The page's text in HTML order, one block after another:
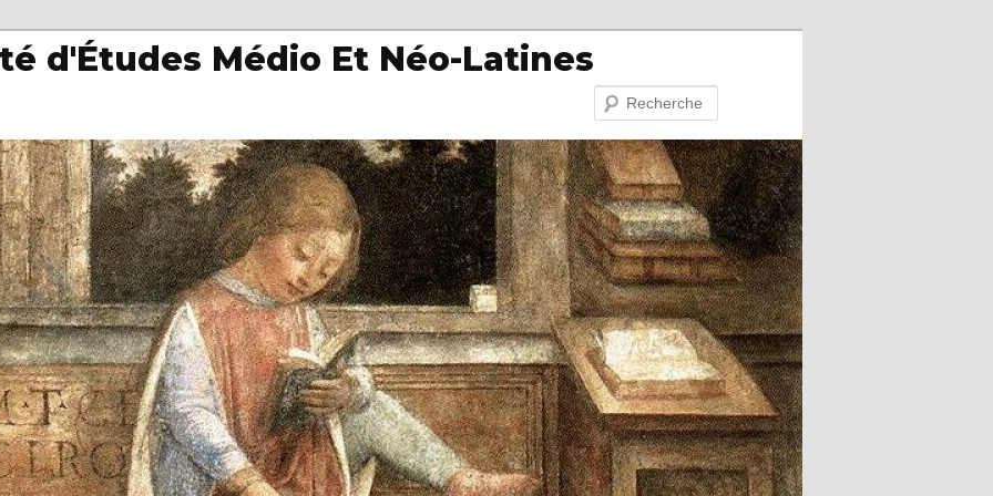
d'Études Médio Et Néo-Latines
Recherche